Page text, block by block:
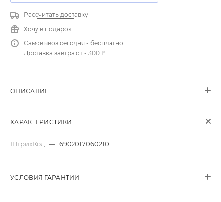
Рассчитать доставку
Хочу в подарок
Самовывоз сегодня - бесплатно
Доставка завтра от - 300 ₽
ОПИСАНИЕ
ХАРАКТЕРИСТИКИ
ШтрихКод — 6902017060210
УСЛОВИЯ ГАРАНТИИ